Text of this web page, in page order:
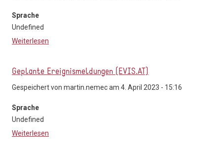
Sprache
Undefined
Weiterlesen
Geplante Ereignismeldungen (EVIS.AT)
Gespeichert von martin.nemecam 4. April 2023 - 15:16
Sprache
Undefined
Weiterlesen